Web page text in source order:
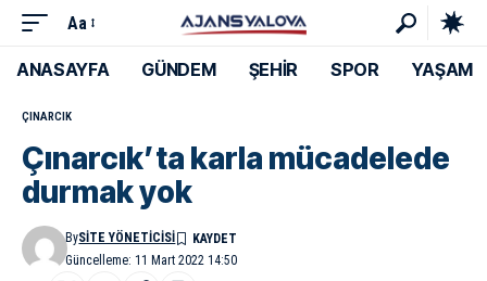
Aa
ANASAYFA GÜNDEM ŞEHİR SPOR YAŞAM
ÇINARCIK
Çınarcık’ta karla mücadelede
durmak yok
Güncelleme: 11 Mart 2022 14:50
BySITE YÖNETICISI